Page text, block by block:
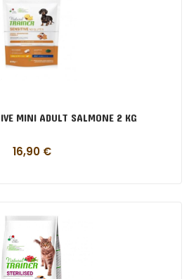
MINI ADULT SALMONE 2 KG
16,90 €